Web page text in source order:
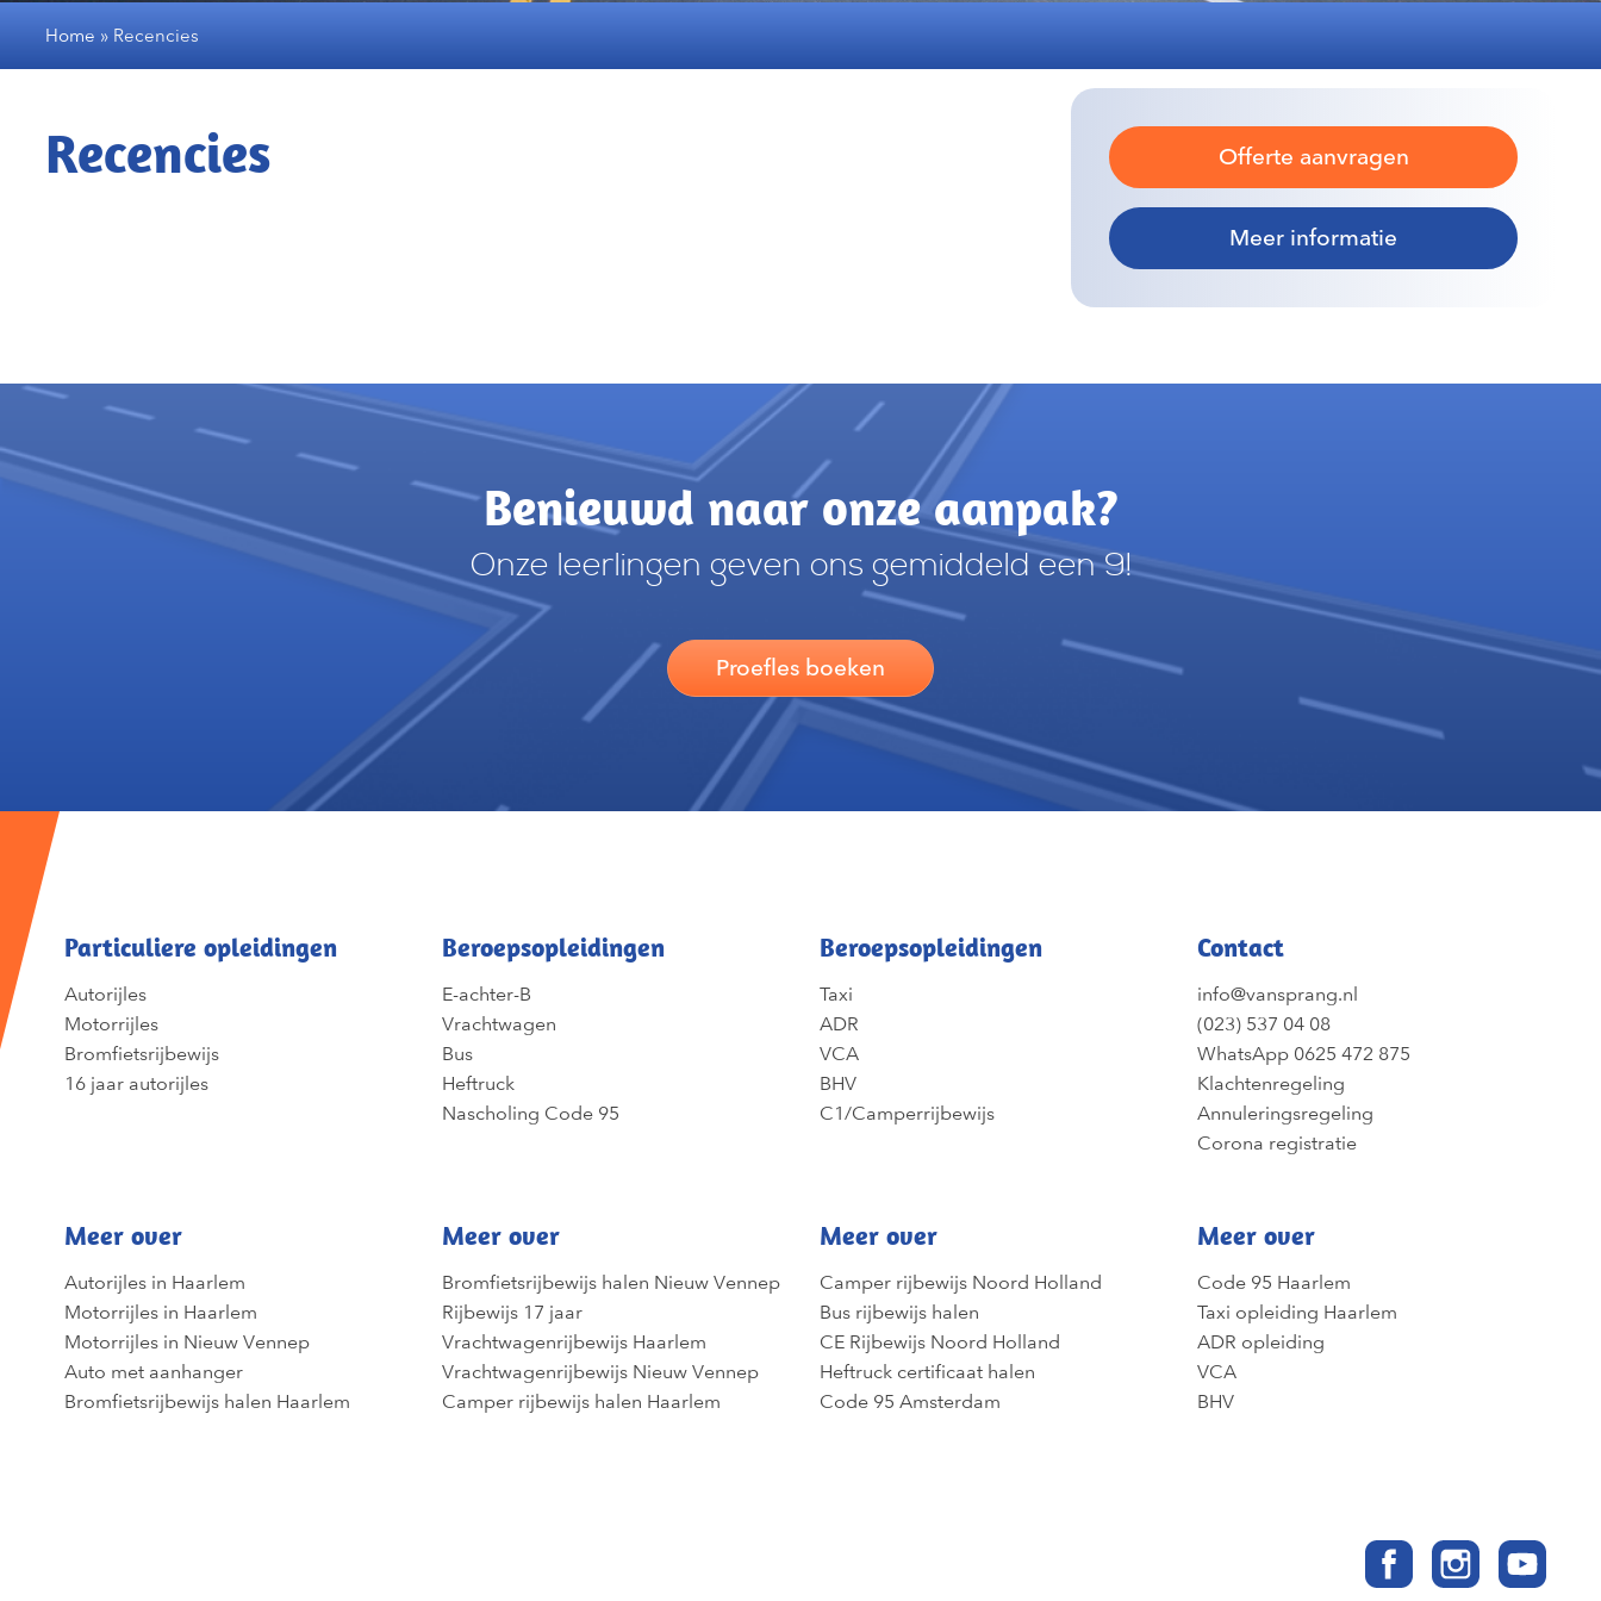
Home » Recencies
Recencies Offerte aanvragen
Meer informatie
Benieuwd naar onze aanpak?
Onze leerlingen geven ons gemiddeld een 9!
Proefles boeken
Particuliere opleidingen
Autorijles
Motorrijles
Bromfietsrijbewijs
16 jaar autorijles
Beroepsopleidingen
E-achter-B
Vrachtwagen
Bus
Heftruck
Nascholing Code 95
Beroepsopleidingen
Taxi
ADR
VCA
BHV
C1/Camperrijbewijs
Contact
info@vansprang.nl
(023) 537 04 08
WhatsApp 0625 472 875
Klachtenregeling
Annuleringsregeling
Corona registratie
Meer over
Autorijles in Haarlem
Motorrijles in Haarlem
Motorrijles in Nieuw Vennep
Auto met aanhanger
Bromfietsrijbewijs halen Haarlem
Meer over
Bromfietsrijbewijs halen Nieuw Vennep
Rijbewijs 17 jaar
Vrachtwagenrijbewijs Haarlem
Vrachtwagenrijbewijs Nieuw Vennep
Camper rijbewijs halen Haarlem
Meer over
Camper rijbewijs Noord Holland
Bus rijbewijs halen
CE Rijbewijs Noord Holland
Heftruck certificaat halen
Code 95 Amsterdam
Meer over
Code 95 Haarlem
Taxi opleiding Haarlem
ADR opleiding
VCA
BHV